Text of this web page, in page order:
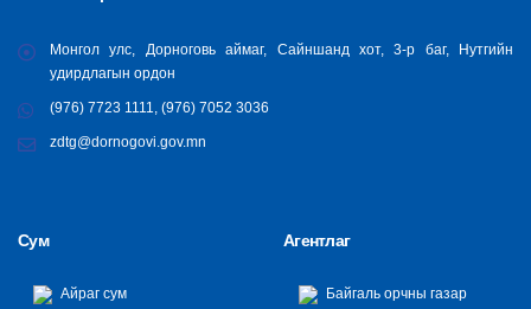
Монгол улс, Дорноговь аймаг, Сайншанд хот, 3-р баг, Нутгийн
удирдлагын ордон
(976) 7723 1111, (976) 7052 3036
zdtg@dornogovi.gov.mn
Сум
Айраг сум
Агентлаг
Байгаль орчны газар